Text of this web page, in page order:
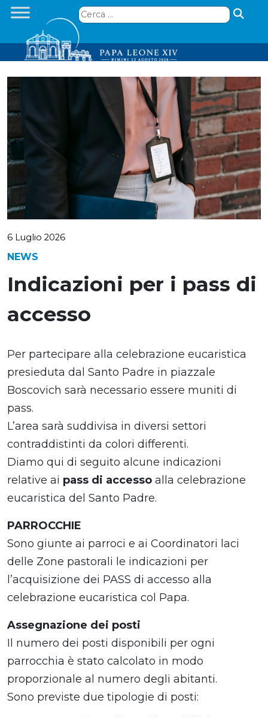
Skip
content
Ricerca
per:
6 Luglio 2026
NEWS
Indicazioni per i pass di
accesso
Per partecipare alla celebrazione eucaristica
presieduta dal Santo Padre in piazzale
Boscovich sarà necessario essere muniti di
pass.
L’area sarà suddivisa in diversi settori
contraddistinti da colori differenti.
Diamo qui di seguito alcune indicazioni
relative ai pass di accesso alla celebrazione
eucaristica del Santo Padre.
PARROCCHIE
Sono giunte ai parroci e ai Coordinatori laci
delle Zone pastorali le indicazioni per
l’acquisizione dei PASS di accesso alla
celebrazione eucaristica col Papa.
Assegnazione dei posti
Il numero dei posti disponibili per ogni
parrocchia è stato calcolato in modo
proporzionale al numero degli abitanti.
Sono previste due tipologie di posti: